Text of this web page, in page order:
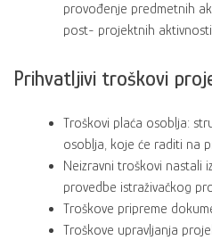
provođenje predmetnih
post- projektnih
Prihvatljivi troškovi
Troškovi plaća osoblja:
osoblja, koje će raditi na
Neizravni troškovi nastali
provedbe istraživačkog
Troškove pripreme
Troškove upravljanja